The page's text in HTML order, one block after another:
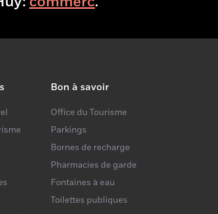
info@chlorophyl.be
Bon à savoir
Office du Tourisme
Parkings
Bornes de recharge
Pharmacies de garde
Fontaines à eau
Toilettes publiques